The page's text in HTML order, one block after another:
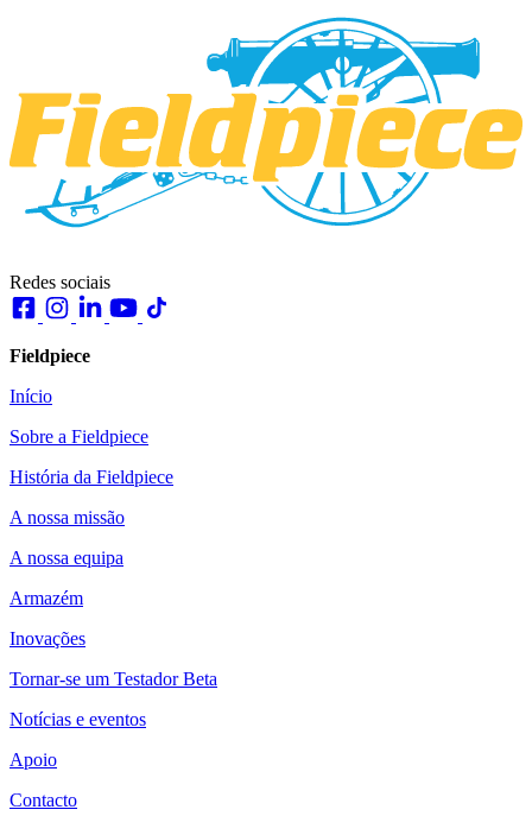
Redes sociais
Fieldpiece
Início
Sobre a Fieldpiece
História da Fieldpiece
A nossa missão
A nossa equipa
Armazém
Inovações
Tornar-se um Testador Beta
Notícias e eventos
Apoio
Contacto